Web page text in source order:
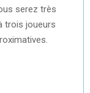
serez très
trois joueurs